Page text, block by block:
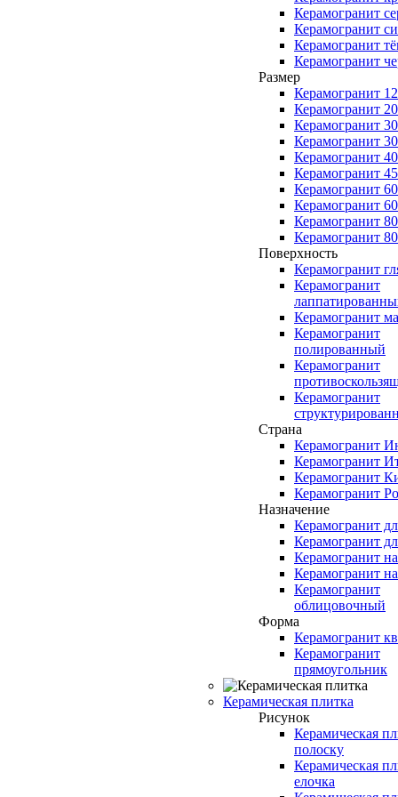
Керамогранит
Керамогранит
Керамогранит
Керамогранит
Размер
Керамогранит
Керамогранит
Керамогранит
Керамогранит
Керамогранит
Керамогранит
Керамогранит
Керамогранит
Керамогранит
Керамогранит
Поверхность
Керамогранит
Керамогранит
Керамогранит
Керамогранит
полированный
Керамогранит
Керамогранит
Страна
Керамогранит
Керамогранит
Керамогранит
Керамогранит
Назначение
Керамогранит
Керамогранит
Керамогранит
Керамогранит
Керамогранит
облицовочный
Форма
Керамогранит
Керамогранит
прямоугольник
Керамическая плитка
Рисунок
Керамическая
полоску
Керамическая
елочка